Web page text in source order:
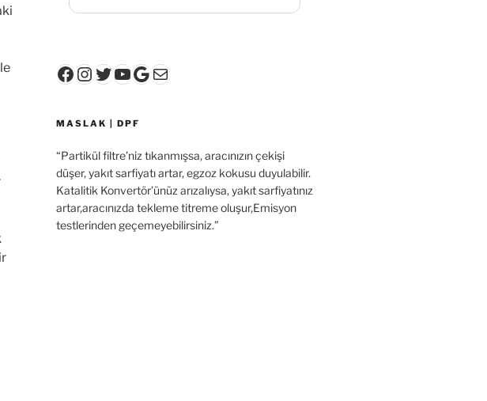
Facebook
Instagram
Twitter
YouTube
Google
E-posta
MASLAK | DPF
“Partikül filtre’niz tıkanmışsa, aracınızın çekişi
düşer, yakıt sarfiyatı artar, egzoz kokusu duyulabilir.
Katalitik Konvertör’ünüz arızalıysa, yakıt sarfiyatınız
artar,aracınızda tekleme titreme oluşur,Emisyon
testlerinden geçemeyebilirsiniz.”